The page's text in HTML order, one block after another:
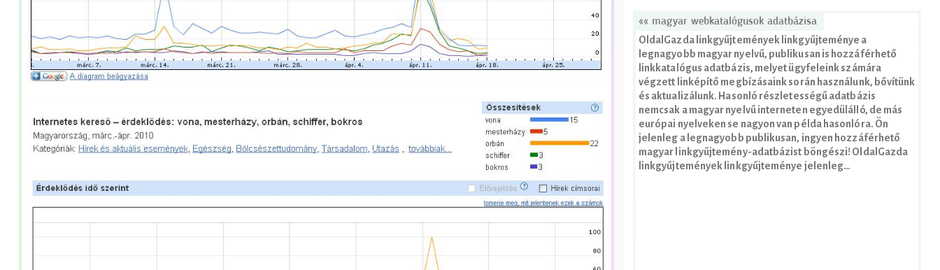
«« magyar webkatalógusok adatbázisa
OldalGazda linkgyűjtemények linkgyűjteménye a
legnagyobb magyar nyelvű, publikusan is hozzáférhető
linkkatalógus adatbázis, melyet ügyfeleink számára
végzett linképítő megbízásaink során használunk, bővítünk
és aktualizálunk. Hasonló részletességű adatbázis
nemcsak a magyar nyelvű interneten egyedülálló, de más
európai nyelveken se nagyon van példa hasonlóra. Ön
jelenleg a legnagyobb publikusan, ingyen hozzáférhető
magyar linkgyűjtemény-adatbázist böngészi! OldalGazda
linkgyűjtemények linkgyűjteménye jelenleg…